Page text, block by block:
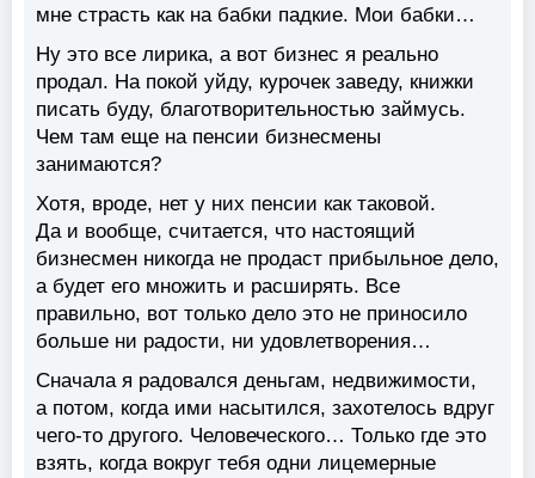
мне страсть как на бабки падкие. Мои бабки…
Ну это все лирика, а вот бизнес я реально
продал. На покой уйду, курочек заведу, книжки
писать буду, благотворительностью займусь.
Чем там еще на пенсии бизнесмены
занимаются?
Хотя, вроде, нет у них пенсии как таковой.
Да и вообще, считается, что настоящий
бизнесмен никогда не продаст прибыльное дело,
а будет его множить и расширять. Все
правильно, вот только дело это не приносило
больше ни радости, ни удовлетворения…
Сначала я радовался деньгам, недвижимости,
а потом, когда ими насытился, захотелось вдруг
чего-то другого. Человеческого… Только где это
взять, когда вокруг тебя одни лицемерные